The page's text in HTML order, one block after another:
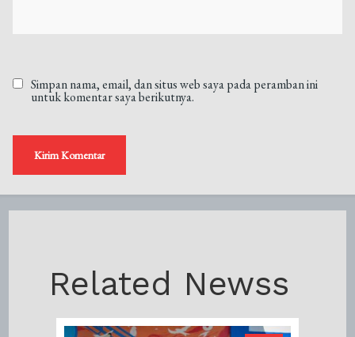
Simpan nama, email, dan situs web saya pada peramban ini
untuk komentar saya berikutnya.
Related Newss